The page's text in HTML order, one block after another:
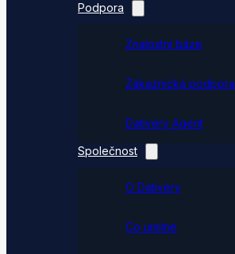
Podpora
Znalostní báze
Zákaznická podpora
Dativery Agent
Společnost
O Dativery
Co umíme